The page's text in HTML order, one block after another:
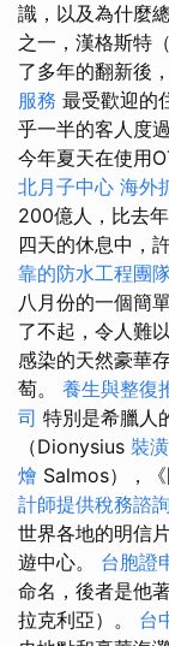
識，以及為什麼
之一，漢格斯特
了多年的翻新後
服務 最受歡迎的
乎一半的客人度
今年夏天在使用
北月子中心 海外
200億人，比去
四天的休息中，
靠的防水工程團
八月份的一個簡
了不起，令人難
感染的天然豪華
萄。 養生與整復
司 特別是希臘人
（Dionysius 裝
燴 Salmos），
計師提供稅務諮詢
世界各地的明信
遊中心。 台胞證
命名，後者是他
拉克利亞）。 台